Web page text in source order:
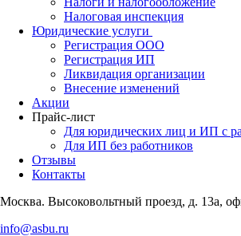
Налоговая инспекция
Юридические услуги
Регистрация ООО
Регистрация ИП
Ликвидация организации
Внесение изменений
Акции
Прайс-лист
Для юридических лиц и ИП с
Для ИП без работников
Отзывы
Контакты
Москва. Высоковольтный проезд, д. 13а,
info@asbu.ru